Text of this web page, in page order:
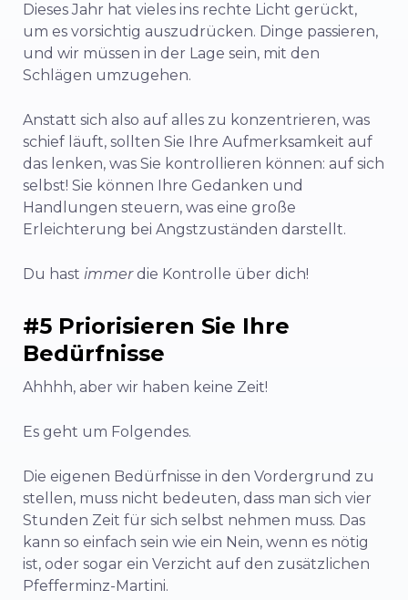
Dieses Jahr hat vieles ins rechte Licht gerückt,
um es vorsichtig auszudrücken. Dinge passieren,
und wir müssen in der Lage sein, mit den
Schlägen umzugehen.
Anstatt sich also auf alles zu konzentrieren, was
schief läuft, sollten Sie Ihre Aufmerksamkeit auf
das lenken, was Sie kontrollieren können: auf sich
selbst! Sie können Ihre Gedanken und
Handlungen steuern, was eine große
Erleichterung bei Angstzuständen darstellt.
Du hast immerdie Kontrolle über dich!
#5 Priorisieren Sie Ihre
Bedürfnisse
Ahhhh, aber wir haben keine Zeit!
Es geht um Folgendes.
Die eigenen Bedürfnisse in den Vordergrund zu
stellen, muss nicht bedeuten, dass man sich vier
Stunden Zeit für sich selbst nehmen muss. Das
kann so einfach sein wie ein Nein, wenn es nötig
ist, oder sogar ein Verzicht auf den zusätzlichen
Pfefferminz-Martini.